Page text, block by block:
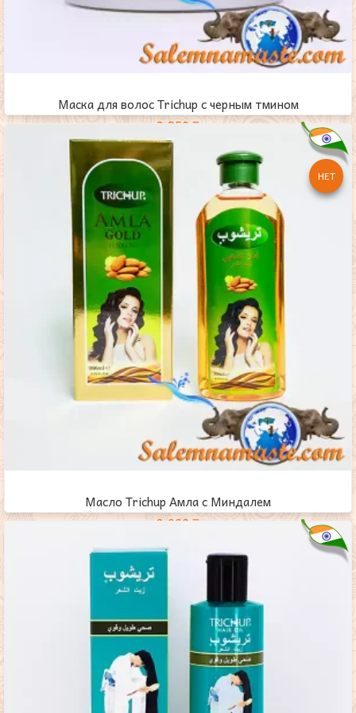
Маска для волос Trichup с черным тмином
3,850₸
НЕТ
Масло Trichup Амла с Миндалем
2,000₸